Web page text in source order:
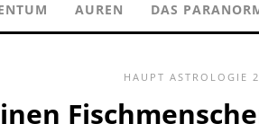
AUREN DAS
HAUPT ASTROLOGIE